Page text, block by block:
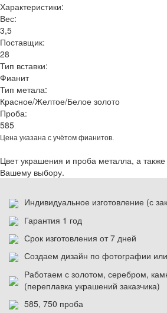
Характеристики:
Вес:
3,5
Поставщик:
28
Тип вставки:
Фианит
Тип метала:
Красное/Желтое/Белое золото
Проба:
585
Цена указана с учётом фианитов.
Цвет украшения и проба металла, а
Вашему выбору.
Индивидуальное изготовление (с
Гарантия 1 год
Срок изготовления от 7 дней
Создаем дизайн по фотографии или
Работаем с золотом, серебром,
(переплавка украшений заказчика)
585, 750 проба